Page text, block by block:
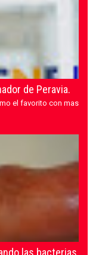
de Peravia.
el favorito con mas
las bacterias